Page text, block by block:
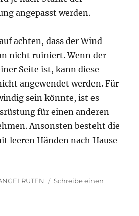
angepasst werden.
achten, dass der Wind
nicht ruiniert. Wenn der
Seite ist, kann diese
angewendet werden. Für
sein könnte, ist es
für einen anderen
Ansonsten besteht die
leeren Händen nach Hause
Schreibe einen